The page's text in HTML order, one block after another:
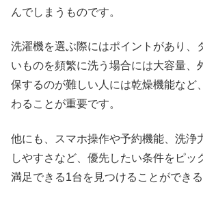
んでしまうものです。
洗濯機を選ぶ際にはポイントがあり、
いものを頻繁に洗う場合には大容量、
保するのが難しい人には乾燥機能など
わることが重要です。
他にも、スマホ操作や予約機能、洗浄
しやすさなど、優先したい条件をピッ
満足できる1台を見つけることができる